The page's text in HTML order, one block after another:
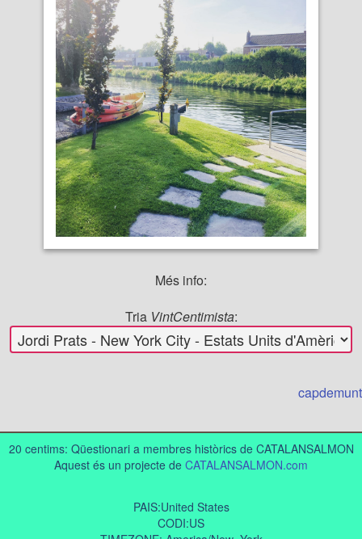
Més info:
Tria VintCentimista:
capdemunt
20 centims: Qüestionari a membres històrics de CATALANSALMON
Aquest és un projecte de CATALANSALMON.com
PAIS:United States
CODI:US